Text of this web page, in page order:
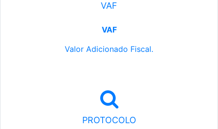
VAF
VAF
Valor Adicionado Fiscal.
PROTOCOLO